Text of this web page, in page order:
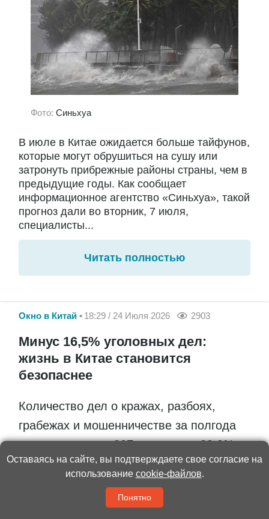
Фото: Синьхуа
В июле в Китае ожидается больше тайфунов,
которые могут обрушиться на сушу или
затронуть прибрежные районы страны, чем в
предыдущие годы. Как сообщает
информационное агентство «Синьхуа», такой
прогноз дали во вторник, 7 июля,
специалисты...
Читать полностью
Окно в Китай 18:29 / 24 Июля 2026 2903
Минус 16,5% уголовных дел:
жизнь в Китае становится
безопаснее
Количество дел о кражах, разбоях,
грабежах и мошенничестве за полгода
составило всего 307 тысяч – на 38,9%
меньше в годовом выражении
Оставаясь на сайте, вы подтверждаете свое согласие на
использование cookie-файлов.
Понятно